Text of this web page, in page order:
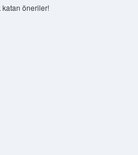
katan öneriler!